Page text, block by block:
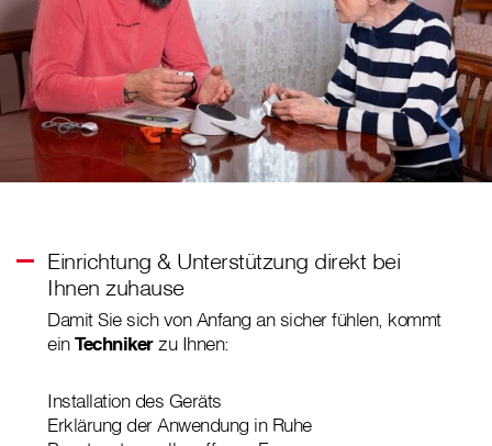
Einrichtung & Unterstützung direkt bei
Ihnen zuhause
Damit Sie sich von Anfang an sicher fühlen, kommt
einTechnikerzu Ihnen:
Installation des Geräts
Erklärung der Anwendung in Ruhe